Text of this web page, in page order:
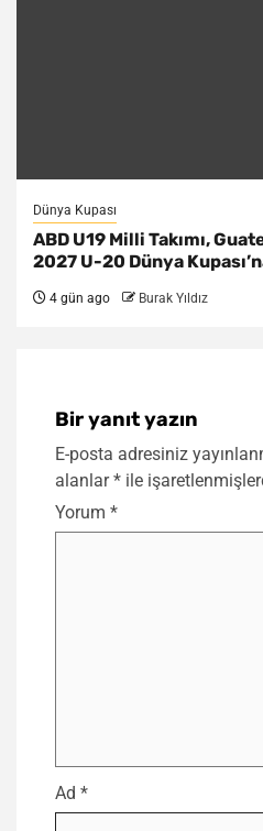
Dünya Kupası
ABD U19 Milli Takımı,
2027 U-20 Dünya
4 gün ago Burak Yıldız
Bir yanıt yazın
E-posta adresiniz
alanlar* ile
Yorum *
Ad *